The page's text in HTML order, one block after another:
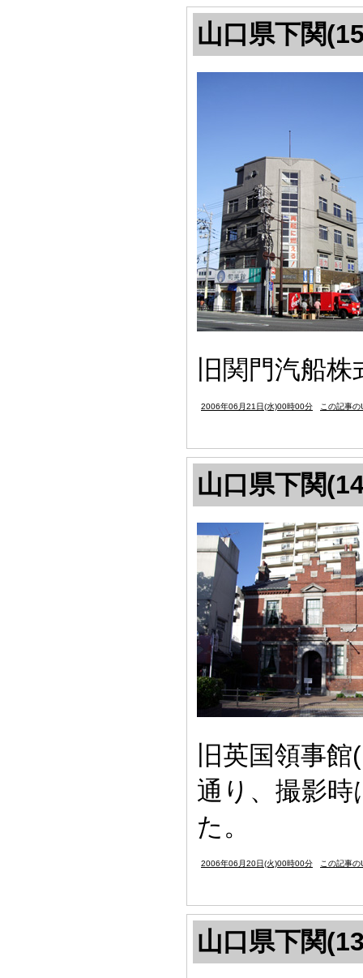
山口県下関
旧関門汽船
2006年06月21日(水)00時00分 この記事の
山口県下関
旧英国領事
通り、撮影
た。
2006年06月20日(火)00時00分 この記事の
山口県下関